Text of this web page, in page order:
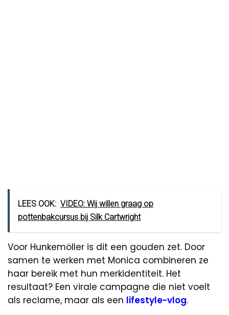
LEES OOK: VIDEO: Wij willen graag op
pottenbakcursus bij Silk Cartwright
Voor Hunkemöller is dit een gouden zet. Door
samen te werken met Monica combineren ze
haar bereik met hun merkidentiteit. Het
resultaat? Een virale campagne die niet voelt
als reclame, maar als een lifestyle-vlog.